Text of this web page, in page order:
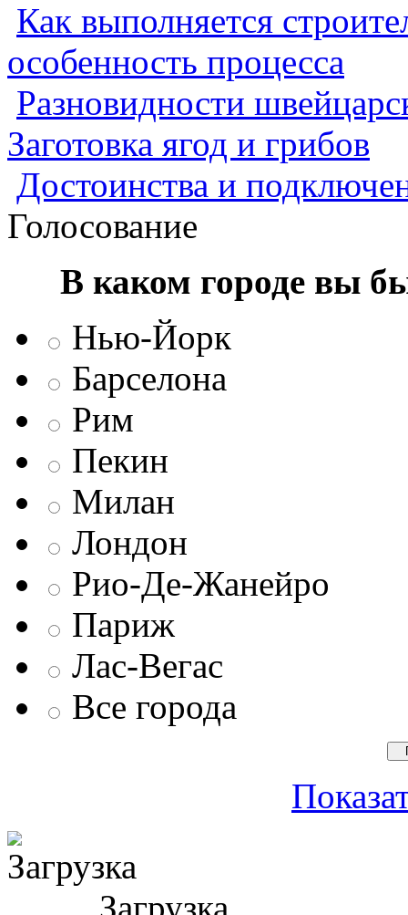
Как выполняется
особенность процесса
Разновидности
Заготовка ягод и грибов
Достоинства и
Голосование
В каком городе вы
Нью-Йорк
Барселона
Рим
Пекин
Милан
Лондон
Рио-Де-Жанейро
Париж
Лас-Вегас
Все города